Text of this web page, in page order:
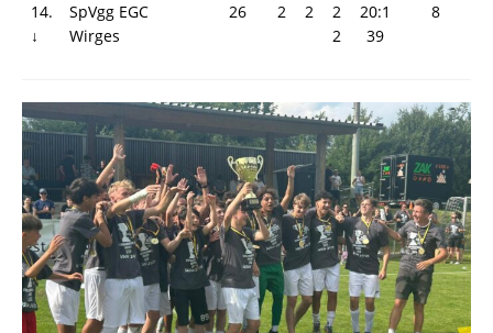
14.
↓
SpVgg EGC
Wirges
26 2 2
2
2
20:1
39
8